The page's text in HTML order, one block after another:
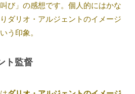
び」の感想です。個人的にはかな
ダリオ・アルジェントのイメージ
う印象。
ト監督